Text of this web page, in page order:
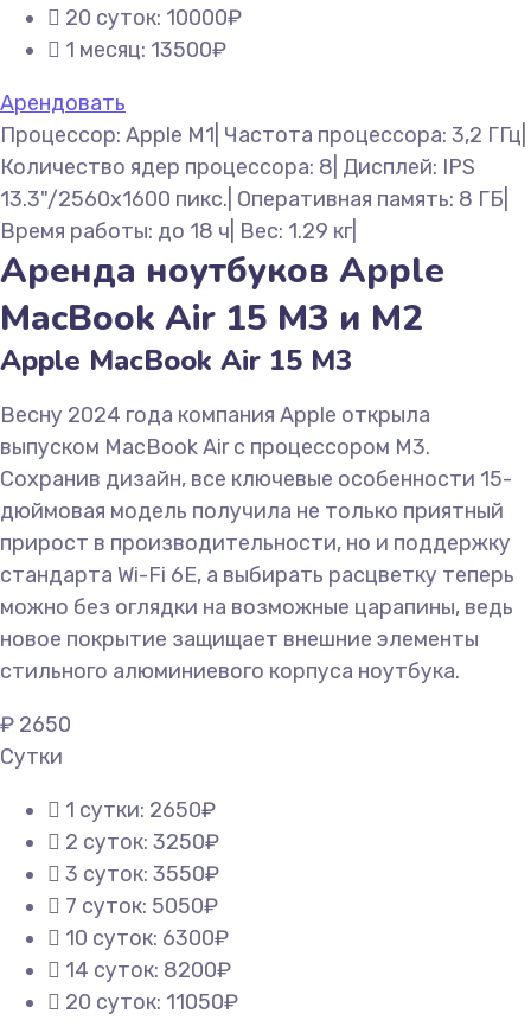
20 суток: 10000₽
1 месяц: 13500₽
Арендовать
Процессор: Apple M1| Частота процессора: 3,2 ГГц|
Количество ядер процессора: 8| Дисплей: IPS
13.3"/2560x1600 пикс.| Оперативная память: 8 ГБ|
Время работы: до 18 ч| Вес: 1.29 кг|
Аренда ноутбуков Apple
MacBook Air 15 M3 и M2
Apple MacBook Air 15 M3
Весну 2024 года компания Apple открыла
выпуском MacBook Air с процессором M3.
Сохранив дизайн, все ключевые особенности 15-
дюймовая модель получила не только приятный
прирост в производительности, но и поддержку
стандарта Wi-Fi 6E, а выбирать расцветку теперь
можно без оглядки на возможные царапины, ведь
новое покрытие защищает внешние элементы
стильного алюминиевого корпуса ноутбука.
₽ 2650
Сутки
1 сутки: 2650₽
2 суток: 3250₽
3 суток: 3550₽
7 суток: 5050₽
10 суток: 6300₽
14 суток: 8200₽
20 суток: 11050₽